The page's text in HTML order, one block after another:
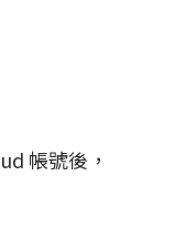
帳號後，